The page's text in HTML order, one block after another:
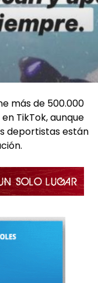
más de 500.000
TikTok, aunque
deportistas están